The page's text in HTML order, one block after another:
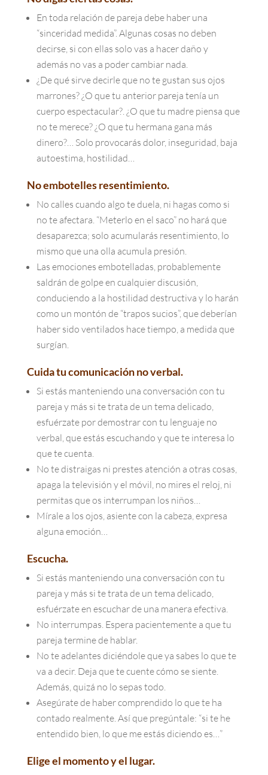
En toda relación de pareja debe haber una
“sinceridad medida”. Algunas cosas no deben
decirse, si con ellas solo vas a hacer daño y
además no vas a poder cambiar nada.
¿De qué sirve decirle que no te gustan sus ojos
marrones? ¿O que tu anterior pareja tenía un
cuerpo espectacular?. ¿O que tu madre piensa que
no te merece? ¿O que tu hermana gana más
dinero?… Solo provocarás dolor, inseguridad, baja
autoestima, hostilidad…
No embotelles resentimiento.
No calles cuando algo te duela, ni hagas como si
no te afectara. “Meterlo en el saco” no hará que
desaparezca; solo acumularás resentimiento, lo
mismo que una olla acumula presión.
Las emociones embotelladas, probablemente
saldrán de golpe en cualquier discusión,
conduciendo a la hostilidad destructiva y lo harán
como un montón de “trapos sucios”, que deberían
haber sido ventilados hace tiempo, a medida que
surgían.
Cuida tu comunicación no verbal.
Si estás manteniendo una conversación con tu
pareja y más si te trata de un tema delicado,
esfuérzate por demostrar con tu lenguaje no
verbal, que estás escuchando y que te interesa lo
que te cuenta.
No te distraigas ni prestes atención a otras cosas,
apaga la televisión y el móvil, no mires el reloj, ni
permitas que os interrumpan los niños…
Mírale a los ojos, asiente con la cabeza, expresa
alguna emoción…
Escucha.
Si estás manteniendo una conversación con tu
pareja y más si te trata de un tema delicado,
esfuérzate en escuchar de una manera efectiva.
No interrumpas. Espera pacientemente a que tu
pareja termine de hablar.
No te adelantes diciéndole que ya sabes lo que te
va a decir. Deja que te cuente cómo se siente.
Además, quizá no lo sepas todo.
Asegúrate de haber comprendido lo que te ha
contado realmente. Así que pregúntale: “si te he
entendido bien, lo que me estás diciendo es…”
Elige el momento y el lugar.